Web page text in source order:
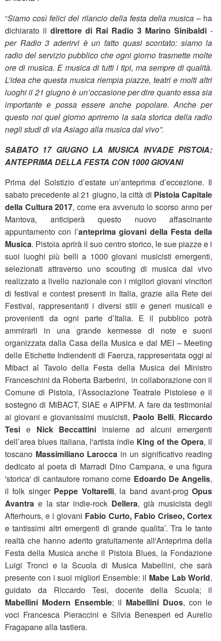
“Siamo così felici del rilancio della festa della musica – ha
dichiarato il direttore di Rai Radio 3 Marino Sinibaldi -
per Radio 3 aderirvi è un fatto quasi scontato: siamo la
radio del servizio pubblico che ogni giorno trasmette molte
ore di musica. E musica di tutti i tipi, ma sempre di qualità.
L’idea che questa musica riempia piazze, teatri e molti altri
luoghi il 21 giugno è un’occasione per dire quanto essa sia
importante e possa essere anche popolare. Anche per
questo noi quel giorno apriremo la sala storica della radio
negli studi di via Asiago alla musica dal vivo”.
SABATO 17 GIUGNO LA MUSICA INVADE PISTOIA:
ANTEPRIMA DELLA FESTA CON 1000 GIOVANI
Prima del Solstizio d’estate un’anteprima d’eccezione. Il
sabato precedente al 21 giugno, la città di Pistoia Capitale
della Cultura 2017, come era avvenuto lo scorso anno per
Mantova, anticiperà questo nuovo affascinante
appuntamento con l’anteprima giovani della Festa della
Musica. Pistoia aprirà il suo centro storico, le sue piazze e i
suoi luoghi più belli a 1000 giovani musicisti emergenti,
selezionati attraverso uno scouting di musica dal vivo
realizzato a livello nazionale con i migliori giovani vincitori
di festival e contest presenti in Italia, grazie alla Rete dei
Festival, rappresentanti i diversi stili e generi musicali e
provenienti da ogni parte d’Italia. E il pubblico potrà
ammirarli in una grande kermesse di note e suoni
organizzata dalla Casa della Musica e dal MEI – Meeting
delle Etichette Indiendenti di Faenza, rappresentata oggi al
Mibact al Tavolo della Festa della Musica del Ministro
Franceschini da Roberta Barberini, in collaborazione con il
Comune di Pistoia, l’Associazione Teatrale Pistoiese e il
sostegno di MiBACT, SIAE e AIPFM. A fare da testimonial
ai giovani e giovanissimi musicisti, Paolo Belli, Riccardo
Tesi e Nick Beccattini insieme ad alcuni emergenti
dell’area blues italiana, l'artista indie King of the Opera, il
toscano Massimiliano Larocca in un significativo reading
dedicato al poeta di Marradi Dino Campana, e una figura
'storica' di cantautore romano come Edoardo De Angelis,
il folk singer Peppe Voltarelli, la band avant-progOpus
Avantra e la star indie-rock Dellera, già musicista degli
Afterhours, e i giovani Fabio Curto, Fabio Criseo, Cortex
e tantissimi altri emergenti di grande qualita’. Tra le tante
realtà che hanno aderito gratuitamente all'Anteprima della
Festa della Musica anche il Pistoia Blues, la Fondazione
Luigi Tronci e la Scuola di Musica Mabellini, che sarà
presente con i suoi migliori Ensemble: il Mabe Lab World,
guidato da Riccardo Tesi, docente della Scuola; il
Mabellini Modern Ensemble; il Mabellini Duos, con le
voci Francesca Pieraccini e Silvia Benesperi ed Aurelio
Fragapane alla tastiera.